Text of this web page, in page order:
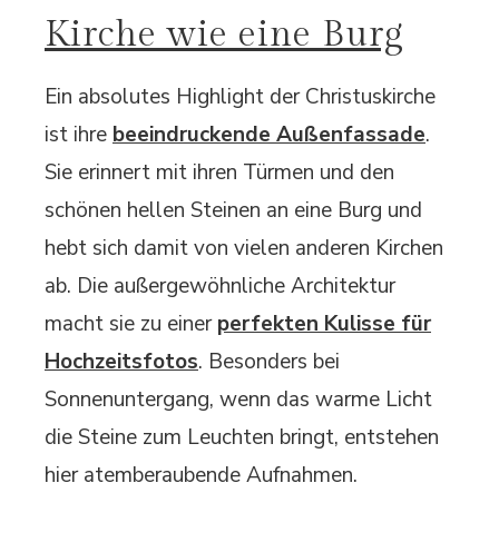
Kirche wie eine Burg
Ein absolutes Highlight der Christuskirche
ist ihre beeindruckende Außenfassade.
Sie erinnert mit ihren Türmen und den
schönen hellen Steinen an eine Burg und
hebt sich damit von vielen anderen Kirchen
ab. Die außergewöhnliche Architektur
macht sie zu einerperfekten Kulisse für
Hochzeitsfotos. Besonders bei
Sonnenuntergang, wenn das warme Licht
die Steine zum Leuchten bringt, entstehen
hier atemberaubende Aufnahmen.